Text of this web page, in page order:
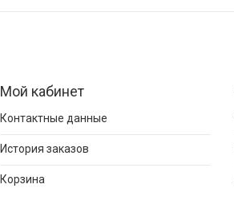
Мой кабинет
Контактные данные
История заказов
Корзина